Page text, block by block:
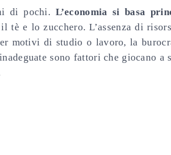
di pochi. L’economia si basa
tè e lo zucchero. L’assenza di
motivi di studio o lavoro, la
sono fattori che giocano a